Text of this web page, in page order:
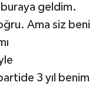
geldim.
Ama siz beni
3 yıl benim